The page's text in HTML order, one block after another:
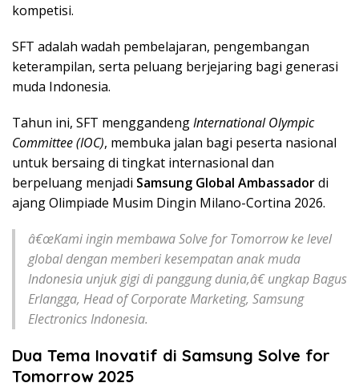
kompetisi.
SFT adalah wadah pembelajaran, pengembangan
keterampilan, serta peluang berjejaring bagi generasi
muda Indonesia.
Tahun ini, SFT menggandengInternational Olympic
Committee (IOC), membuka jalan bagi peserta nasional
untuk bersaing di tingkat internasional dan
berpeluang menjadi Samsung Global Ambassadordi
ajang Olimpiade Musim Dingin Milano-Cortina 2026.
â€œKami ingin membawa Solve for Tomorrow ke level
global dengan memberi kesempatan anak muda
Indonesia unjuk gigi di panggung dunia,â€ ungkap Bagus
Erlangga, Head of Corporate Marketing, Samsung
Electronics Indonesia.
Dua Tema Inovatif di Samsung Solve for
Tomorrow 2025